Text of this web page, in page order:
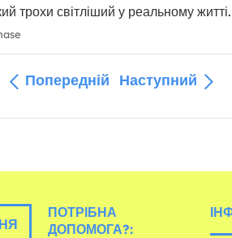
трохи світліший у реальному житті.
Попередній Наступний
ПОТРІБНА
ДОПОМОГА?: